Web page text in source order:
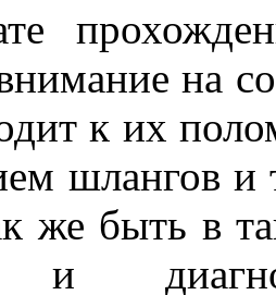
на
к их
шлангов
же быть в
и